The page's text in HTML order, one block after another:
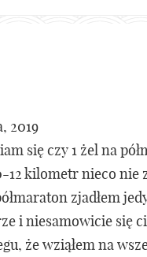
2019
się czy 1 żel na
12 kilometr nieco nie
zjadłem
i niesamowicie się
że wziąłem na